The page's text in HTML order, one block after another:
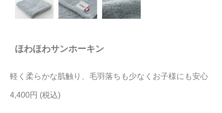
当サイトについて
ほわほわサンホーキン
軽く柔らかな肌触り、毛羽落ちも少なくお子様にも安心
4,400円